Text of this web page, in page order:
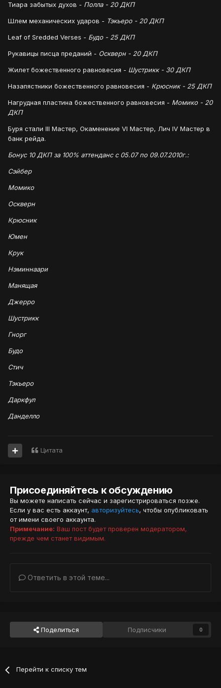
Тиара забытых духов - Полла - 20 ДКП
Шлем механических ударов - Тэкьеро - 20 ДКП
Leaf of Sredded Verses - Будо - 25 ДКП
Рукавицы писца преданий - Оскверн - 20 ДКП
Жилет божественного равновесия - Шустрикк - 30 ДКП
Назапястники божественного равновесия - Крюсник - 25 ДКП
Нагрудная пластина божественного равновесия - Момико - 20
ДКП
Буря стали III Мастер, Окаменение VI Мастер, Лич IV Мастер в
банк рейда.
Бонус 10 ДКП за 100% аттенданс с 05.07 по 09.07.2010г.:
Сэйбер
Момико
Оскверн
Крюсник
Юмен
Крук
Нэминнаари
Манящая
Джерро
Шустрикк
Гнорг
Будо
Стич
Тэкьеро
Даркфул
Данделло
Цитата
Присоединяйтесь к обсуждению
Вы можете написать сейчас и зарегистрироваться позже.
Если у вас есть аккаунт, авторизуйтесь, чтобы опубликовать
от имени своего аккаунта.
Примечание: Ваш пост будет проверен модератором,
прежде чем станет видимым.
Ответить в этой теме...
Поделиться Подписчики 0
Перейти к списку тем